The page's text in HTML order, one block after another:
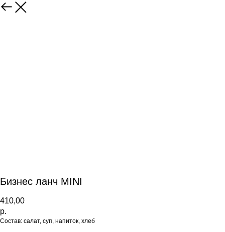
Бизнес ланч MINI
410,00
р.
Состав: салат, суп, напиток, хлеб